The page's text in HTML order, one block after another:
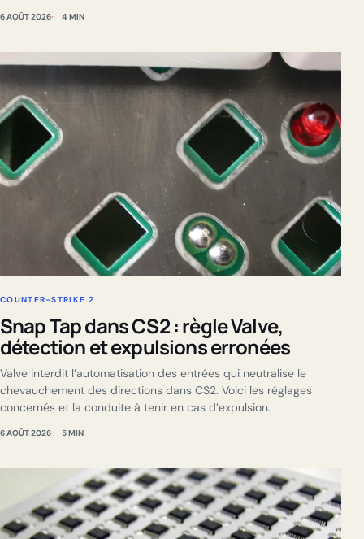
6 AOÛT 2026 4 MIN
COUNTER-STRIKE 2
Snap Tap dans CS2 : règle Valve,
détection et expulsions erronées
Valve interdit l’automatisation des entrées qui neutralise le
chevauchement des directions dans CS2. Voici les réglages
concernés et la conduite à tenir en cas d’expulsion.
6 AOÛT 2026 5 MIN